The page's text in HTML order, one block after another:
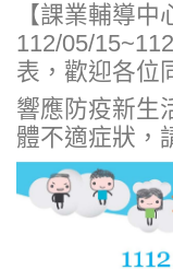
【課業輔導中
112/05/
表，歡迎各位
響應防疫新生
體不適症狀，